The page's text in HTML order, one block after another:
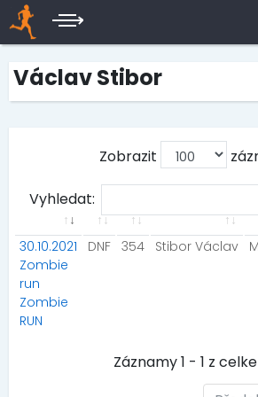
Václav Stibor
Zobrazit
Vyhledat:
30.10.2021
Zombie
run
Zombie
RUN
DNF 354 Stibor Václav
Záznamy 1 - 1 z